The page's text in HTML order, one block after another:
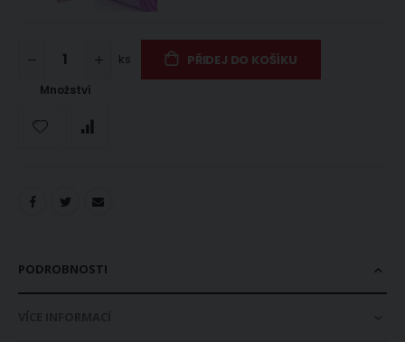
Množství
ks PŘIDEJ DO KOŠÍKU
PODROBNOSTI